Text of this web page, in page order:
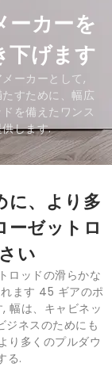
ーカーを
下げます
ーカーとして,
すために、幅広
を備えたワンス
します.
に、より多
ーゼットロ
い
ロッドの滑らかな
ます 45 ギアのポ
幅は、キャビネッ
ジネスのためにも
り多くのプルダウ
る.